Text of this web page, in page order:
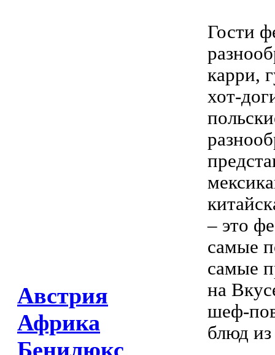
Австрия
Африка
Бенилюкс
Гости
карри,
хот-
– это
самые
самые
на
шеф-
блюд